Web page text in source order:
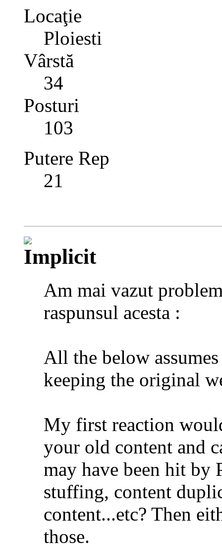
Locaţie
Ploiesti
Vârstă
34
Posturi
103
Putere Rep
21
Am mai vazut
raspunsul acesta :
All the below
keeping the original
My first reaction
your old content and
may have been hit by
stuffing, content
content...etc? Then
those.